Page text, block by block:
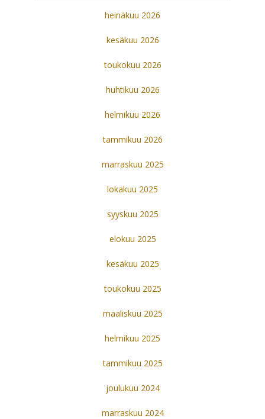
heinäkuu 2026
kesäkuu 2026
toukokuu 2026
huhtikuu 2026
helmikuu 2026
tammikuu 2026
marraskuu 2025
lokakuu 2025
syyskuu 2025
elokuu 2025
kesäkuu 2025
toukokuu 2025
maaliskuu 2025
helmikuu 2025
tammikuu 2025
joulukuu 2024
marraskuu 2024